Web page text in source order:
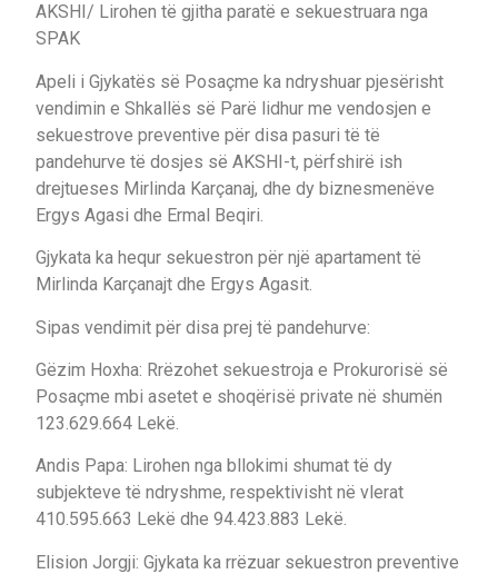
AKSHI/ Lirohen të gjitha paratë e sekuestruara nga
SPAK
Apeli i Gjykatës së Posaçme ka ndryshuar pjesërisht
vendimin e Shkallës së Parë lidhur me vendosjen e
sekuestrove preventive për disa pasuri të të
pandehurve të dosjes së AKSHI-t, përfshirë ish
drejtueses Mirlinda Karçanaj, dhe dy biznesmenëve
Ergys Agasi dhe Ermal Beqiri.
Gjykata ka hequr sekuestron për një apartament të
Mirlinda Karçanajt dhe Ergys Agasit.
Sipas vendimit për disa prej të pandehurve:
Gëzim Hoxha: Rrëzohet sekuestroja e Prokurorisë së
Posaçme mbi asetet e shoqërisë private në shumën
123.629.664 Lekë.
Andis Papa: Lirohen nga bllokimi shumat të dy
subjekteve të ndryshme, respektivisht në vlerat
410.595.663 Lekë dhe 94.423.883 Lekë.
Elision Jorgji: Gjykata ka rrëzuar sekuestron preventive